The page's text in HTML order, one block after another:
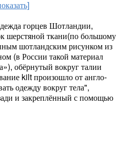
горцев Шотландии,
шерстяной ткани(по большому
шотландским рисунком из
(в России такой материал
обёрнутый вокруг талии
kilt произошло от англо-
одежду вокруг тела",
и закреплённый с помощью